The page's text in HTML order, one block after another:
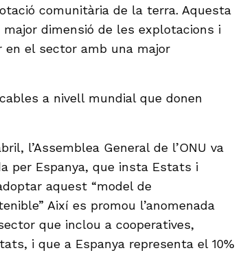
comunitària de la terra. Aquesta
dimensió de les explotacions i
en el sector amb una major
a nivell mundial que donen
l’Assemblea General de l’ONU va
per Espanya, que insta Estats i
aquest “model de
Així es promou l’anomenada
que inclou a cooperatives,
i que a Espanya representa el 10%